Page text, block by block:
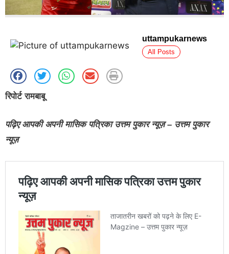
uttampukarnews
All Posts
रिपोर्ट रामबाबू
पढ़िए आपकी अपनी मासिक पत्रिका उत्तम पुकार न्यूज़ – उत्तम पुकार
न्यूज़